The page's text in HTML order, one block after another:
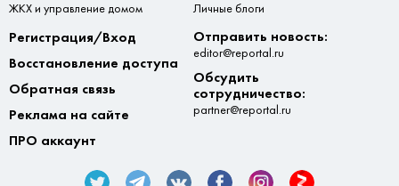
ЖКХ и управление домом
Личные блоги
Регистрация/Вход
Восстановление доступа
Обратная связь
Реклама на сайте
ПРО аккаунт
Отправить новость:
editor@reportal.ru
Обсудить
сотрудничество:
partner@reportal.ru